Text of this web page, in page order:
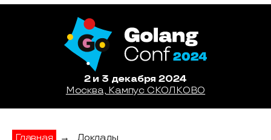
2 и 3 декабря 2024
Москва, Кампус СКОЛКОВО